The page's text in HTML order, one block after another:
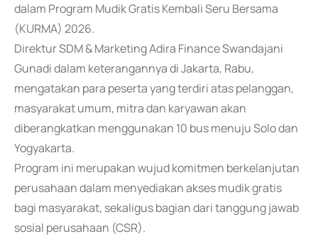
dalam Program Mudik Gratis Kembali Seru Bersama
(KURMA) 2026.
Direktur SDM & Marketing Adira Finance Swandajani
Gunadi dalam keterangannya di Jakarta, Rabu,
mengatakan para peserta yang terdiri atas pelanggan,
masyarakat umum, mitra dan karyawan akan
diberangkatkan menggunakan 10 bus menuju Solo dan
Yogyakarta.
Program ini merupakan wujud komitmen berkelanjutan
perusahaan dalam menyediakan akses mudik gratis
bagi masyarakat, sekaligus bagian dari tanggung jawab
sosial perusahaan (CSR).